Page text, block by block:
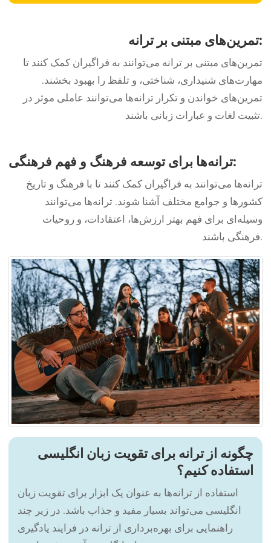
تمرین‌های مبتنی بر ترانه:
تمرین‌های مبتنی بر ترانه می‌توانند به فراگیران کمک کنند تا
مهارت‌های شنیداری، شناختی، و تلفظ را بهبود بخشند.
تمرین‌های خواندن و تکرار ترانه‌ها می‌توانند عاملی موثر در
تثبیت لغات و عبارات زبانی باشند.
ترانه‌ها برای توسعه فرهنگ و فهم فرهنگی:
ترانه‌ها می‌توانند به فراگیران کمک کنند تا با فرهنگ و تاریخ
کشورها و جوامع مختلف آشنا شوند. ترانه‌ها می‌توانند
وسیله‌ای برای فهم بهتر ارزش‌ها، اعتقادات، و روحیات
فرهنگی باشند.
چگونه از ترانه برای تقویت زبان انگلیسی
استفاده کنیم؟
استفاده از ترانه‌ها به عنوان یک ابزار برای تقویت زبان
انگلیسی می‌تواند بسیار مفید و جذاب باشد. در زیر چند
راهنمایی برای بهره‌برداری از ترانه در فرایند یادگیری